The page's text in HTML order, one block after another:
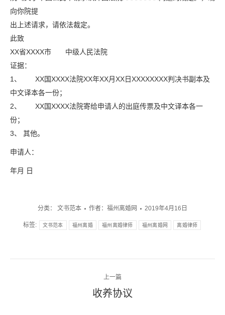
向你院提
出上述请求，请依法裁定。
此致
XX省XXXX市 中级人民法院
证据：
1、 XX国XXXX法院XX年XX月XX日XXXXXXXX判决书副本及
中文译本各一份；
2、 XX国XXXX法院寄给申请人的出庭传票及中文译本各一
份；
3、 其他。
申请人：
年月 日
分类： 文书范本 作者： 福州离婚网 2019年4月16日
标签: 文书范本 福州离婚 福州离婚律师 福州离婚网 离婚律师
上一篇
上
收养协议